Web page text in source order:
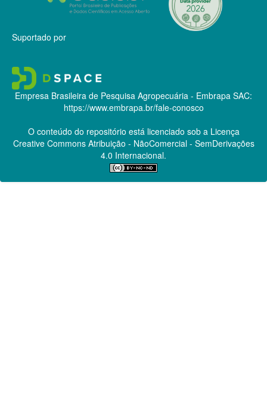
Suportado por
Empresa Brasileira de Pesquisa Agropecuária - Embrapa SAC:
https://www.embrapa.br/fale-conosco
O conteúdo do repositório está licenciado sob a Licença
Creative CommonsAtribuição - NãoComercial - SemDerivações
4.0 Internacional.